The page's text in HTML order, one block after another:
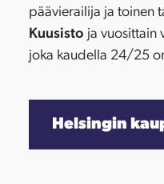
päävierailija ja toinen
Kuusisto ja vuosittain
joka kaudella 24/25
Helsingin